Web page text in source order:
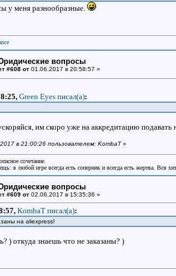
у меня разнообразные.
вопросы
#608 от 01.06.2017 в 20:58:57 »
Green Eyes писал(a):
им скоро уже на аккредитацию
в 21:00:26 пользователем: KombaT»
сочетание.
в любой игре всегда есть соперник и всегда есть жертва. Вся
вопросы
#609 от 02.06.2017 в 15:35:36 »
KombaT писал(a):
на aliexpress!
) откуда знаешь что не заказаны? )